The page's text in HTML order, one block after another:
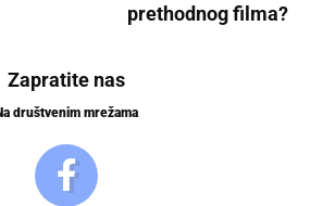
prethodnog filma?
Zapratite nas
društvenim mrežama